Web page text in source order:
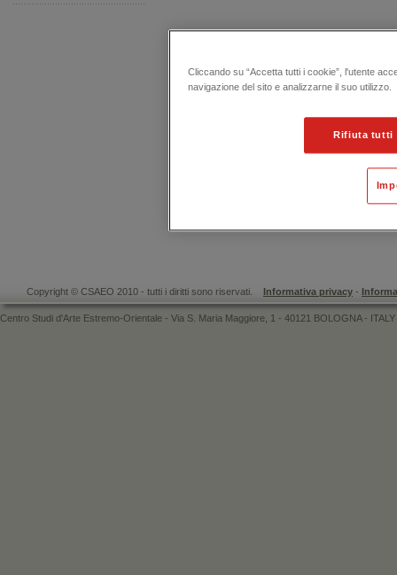
Copyright © CSAEO 2010 - tutti i diritti sono riservati. Informativa privacy -
Centro Studi d'Arte Estremo-Orientale - Via S. Maria Maggiore, 1 - 40121 BOLOGNA -
Cliccando su “Accetta tutti i cookie”, l'utente
navigazione del sito e analizzarne il suo utilizzo.
Rifiuta tutti